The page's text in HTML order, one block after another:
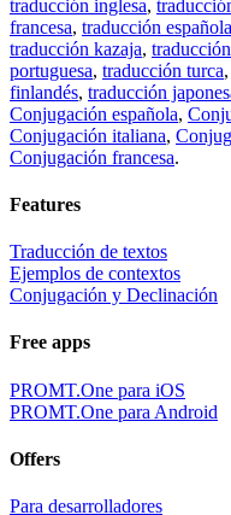
traducción inglesa,
francesa, traducción española
traducción kazaja,
portuguesa, traducción turca,
finlandés, traducción
Conjugación española,
Conjugación italiana,
Conjugación francesa.
Features
Traducción de textos
Ejemplos de contextos
Conjugación y Declinación
Free apps
PROMT.One para iOS
PROMT.One para Android
Offers
Para desarrolladores